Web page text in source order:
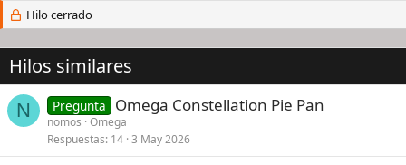
Hilo cerrado
Hilos similares
N Pregunta Omega Constellation Pie Pan
nomos Omega
Respuestas 14 3 May 2026